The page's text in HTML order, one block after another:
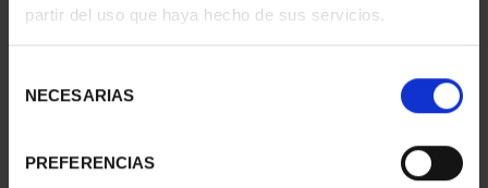
partir del uso que haya hecho de sus servicios.
NECESARIAS
PREFERENCIAS
73,00 €